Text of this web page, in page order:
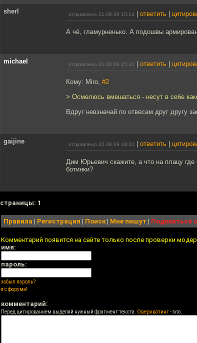
sherl отправлено 21.08.09 15:14 ответить
А чё, гламурненько. А подошвы
michael отправлено 21.08.09 15:30 ответить
Кому: Miro, #2
> Осмелюсь вмешаться - несут в себе
Вдруг невзначай по отвесам друг другу
gaijine отправлено 22.08.09 19:24 ответить
Дим Юрьевич скажите, а что на плацу где
ботинки?
cтраницы: 1
Правила | Регистрация | Поиск| Мне пишут | Поделиться
Комментарий появится на сайте только после проверки
имя:
пароль:
забыл пароль?
я с форума!
комментарий:
Перед цитированием выделяй нужный фрагмент текста. Оверквотинг- зло.